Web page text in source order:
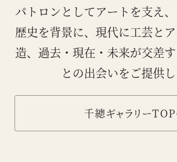
パトロンとしてアートを支え
歴史を背景に、 現代に工芸と
造、過去・現在・未来が交差
との出会いをご提供し
千總ギャラリー